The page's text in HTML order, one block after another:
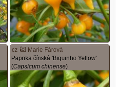
cz
Marie Fárová
Paprika čínská 'Biquinho Yellow'
(Capsicum chinense)